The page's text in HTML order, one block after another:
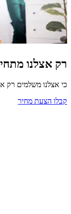
רק אצלנו מתחייבים ל-
כי אצלנו משלמים רק
קבלו הצעת מחיר